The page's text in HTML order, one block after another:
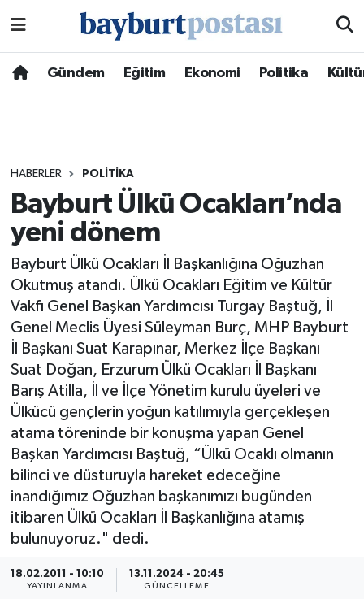
Gündem Eğitim Ekonomi Politika
HABERLER POLITIKA
Bayburt Ülkü Ocakları’nda
yeni dönem
Bayburt Ülkü Ocakları İl Başkanlığına Oğuzhan
Okutmuş atandı. Ülkü Ocakları Eğitim ve Kültür
Vakfı Genel Başkan Yardımcısı Turgay Baştuğ, İl
Genel Meclis Üyesi Süleyman Burç, MHP Bayburt
İl Başkanı Suat Karapınar, Merkez İlçe Başkanı
Suat Doğan, Erzurum Ülkü Ocakları İl Başkanı
Barış Atilla, İl ve İlçe Yönetim kurulu üyeleri ve
Ülkücü gençlerin yoğun katılımıyla gerçekleşen
atama töreninde bir konuşma yapan Genel
Başkan Yardımcısı Baştuğ, “Ülkü Ocaklı olmanın
bilinci ve düsturuyla hareket edeceğine
inandığımız Oğuzhan başkanımızı bugünden
itibaren Ülkü Ocakları İl Başkanlığına atamış
bulunuyoruz." dedi.
18.02.2011 - 10:10
YAYINLANMA
13.11.2024 - 20:45
GÜNCELLEME
Hava Durumu
Trafik Durumu
Süper Lig Puan Durumu ve Fikstür
Tüm Manşetler
Son Dakika Haberleri
Haber Arşivi